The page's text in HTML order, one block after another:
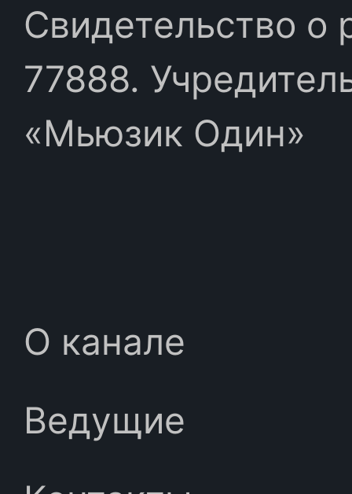
Свидетельство
77888.
«Мьюзик Один»
О канале
Ведущие